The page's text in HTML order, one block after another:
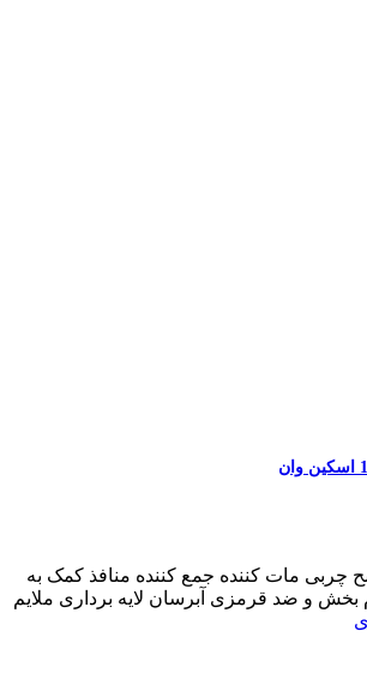
مات کننده جمع کننده منافذ کمک به
و ضد قرمزی آبرسان لایه برداری ملایم